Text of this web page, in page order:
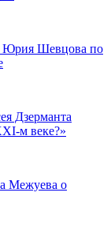
Юрия Шевцова по
Дзерманта
м веке?»
Межуева о